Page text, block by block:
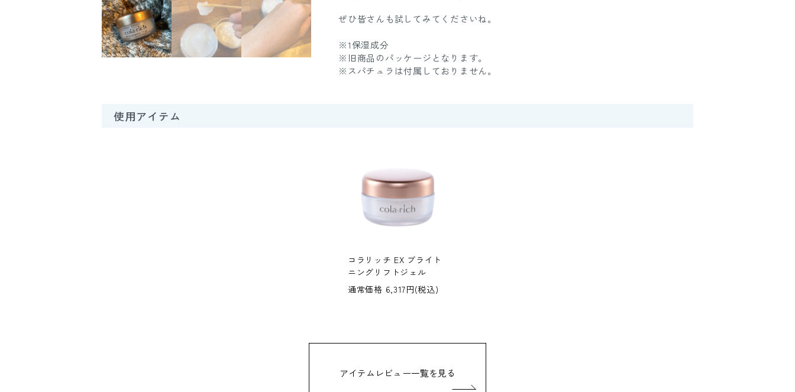
ぜひ皆さんも試してみてくださいね。
※1保湿成分
※旧商品のパッケージとなります。
※スパチュラは付属しておりません。
使用アイテム
コラリッチ EX ブライト
ニングリフトジェル
通常価格 6,317円(税込)
アイテムレビュー一覧を見る